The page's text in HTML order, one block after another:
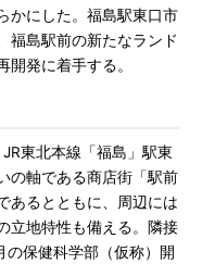
かにした。福島駅東口市
福島駅前の新たなランド
発に着手する。
東北本線「福島」駅東
の軸である商店街「駅前
あるとともに、周辺には
立地特性も備える。隣接
保健科学部（仮称）開